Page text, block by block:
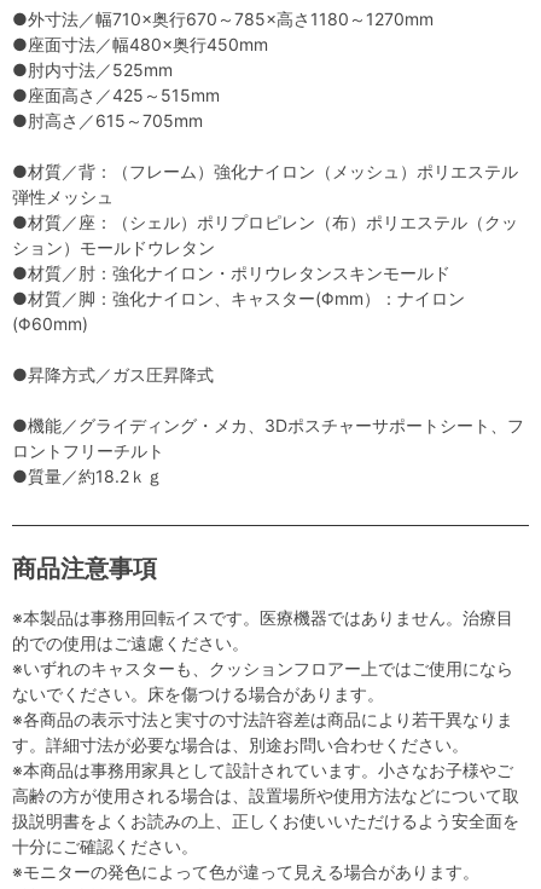
●外寸法／幅710×奥行670～785×高さ1180～1270mm
●座面寸法／幅480×奥行450mm
●肘内寸法／525mm
●座面高さ／425～515mm
●肘高さ／615～705mm
●材質／背：（フレーム）強化ナイロン（メッシュ）ポリエステル
弾性メッシュ
●材質／座：（シェル）ポリプロピレン（布）ポリエステル（クッ
ション）モールドウレタン
●材質／肘：強化ナイロン・ポリウレタンスキンモールド
●材質／脚：強化ナイロン、キャスター(Φmm）：ナイロン
(Φ60mm)
●昇降方式／ガス圧昇降式
●機能／グライディング・メカ、3Dポスチャーサポートシート、フ
ロントフリーチルト
●質量／約18.2ｋｇ
商品注意事項
※本製品は事務用回転イスです。医療機器ではありません。治療目
的での使用はご遠慮ください。
※いずれのキャスターも、クッションフロアー上ではご使用になら
ないでください。床を傷つける場合があります。
※各商品の表示寸法と実寸の寸法許容差は商品により若干異なりま
す。詳細寸法が必要な場合は、別途お問い合わせください。
※本商品は事務用家具として設計されています。小さなお子様やご
高齢の方が使用される場合は、設置場所や使用方法などについて取
扱説明書をよくお読みの上、正しくお使いいただけるよう安全面を
十分にご確認ください。
※モニターの発色によって色が違って見える場合があります。